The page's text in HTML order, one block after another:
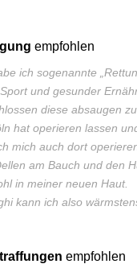
empfohlen
ich sogenannte
und gesunder
diese absaugen
hat operieren lassen
mich auch dort
am Bauch und den
in meiner neuen Haut.
kann ich also
empfohlen